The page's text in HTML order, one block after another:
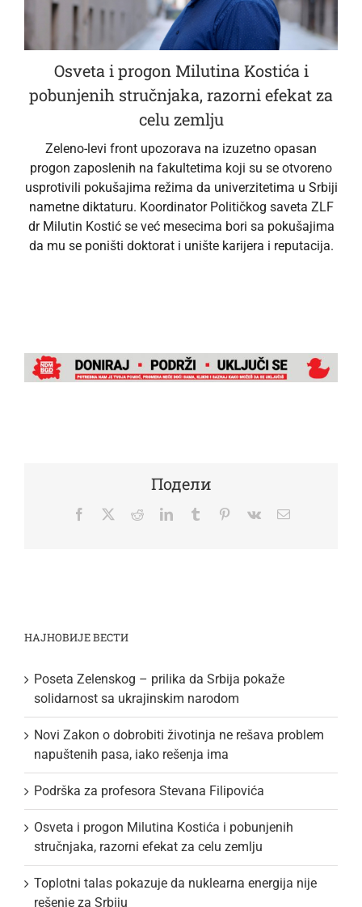
Osveta i progon Milutina Kostića i
pobunjenih stručnjaka, razorni efekat za
celu zemlju
Zeleno-levi front upozorava na izuzetno opasan
progon zaposlenih na fakultetima koji su se otvoreno
usprotivili pokušajima režima da univerzitetima u Srbiji
nametne diktaturu. Koordinator Političkog saveta ZLF
dr Milutin Kostić se već mesecima bori sa pokušajima
da mu se poništi doktorat i unište karijera i reputacija.
Подели
Facebook
TwitterRedditLinkedInTumblr Pinterest
Vk Email
НАЈНОВИЈЕ ВЕСТИ
Poseta Zelenskog – prilika da Srbija pokaže
solidarnost sa ukrajinskim narodom
Novi Zakon o dobrobiti životinja ne rešava problem
napuštenih pasa, iako rešenja ima
Podrška za profesora Stevana Filipovića
Osveta i progon Milutina Kostića i pobunjenih
stručnjaka, razorni efekat za celu zemlju
Toplotni talas pokazuje da nuklearna energija nije
rešenje za Srbiju